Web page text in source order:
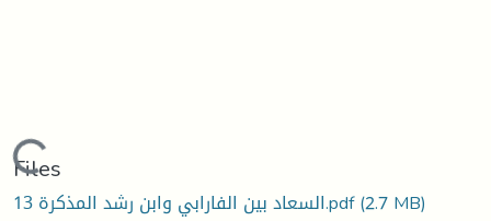
Loading...
Files
السعاد بين الفارابي وابن رشد المذكرة 13.pdf(2.7 MB)